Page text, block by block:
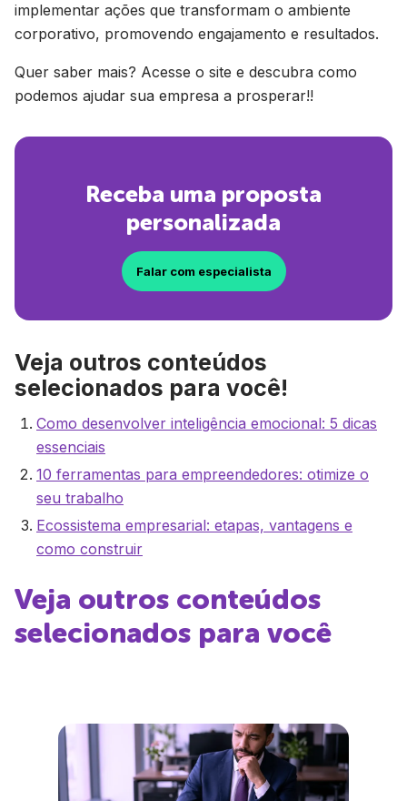
implementar ações que transformam o ambiente
corporativo, promovendo engajamento e resultados.
Quer saber mais? Acesse o site e descubra como
podemos ajudar sua empresa a prosperar!!
Receba uma proposta
personalizada
Falar com especialista
Veja outros conteúdos
selecionados para você!
Como desenvolver inteligência emocional: 5 dicas
essenciais
10 ferramentas para empreendedores: otimize o
seu trabalho
Ecossistema empresarial: etapas, vantagens e
como construir
Veja outros conteúdos
selecionados para você